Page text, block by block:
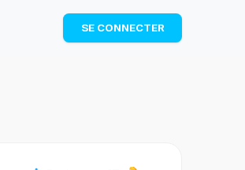
TÉLÉCHARGER
SE CONNECTER